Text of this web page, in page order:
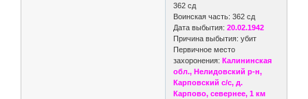
362 сд
Воинская часть: 362 сд
Дата выбытия:20.02.1942
Причина выбытия: убит
Первичное место
захоронения:Калининская
обл., Нелидовский р-н,
Карповский с/с, д.
Карпово, севернее, 1 км